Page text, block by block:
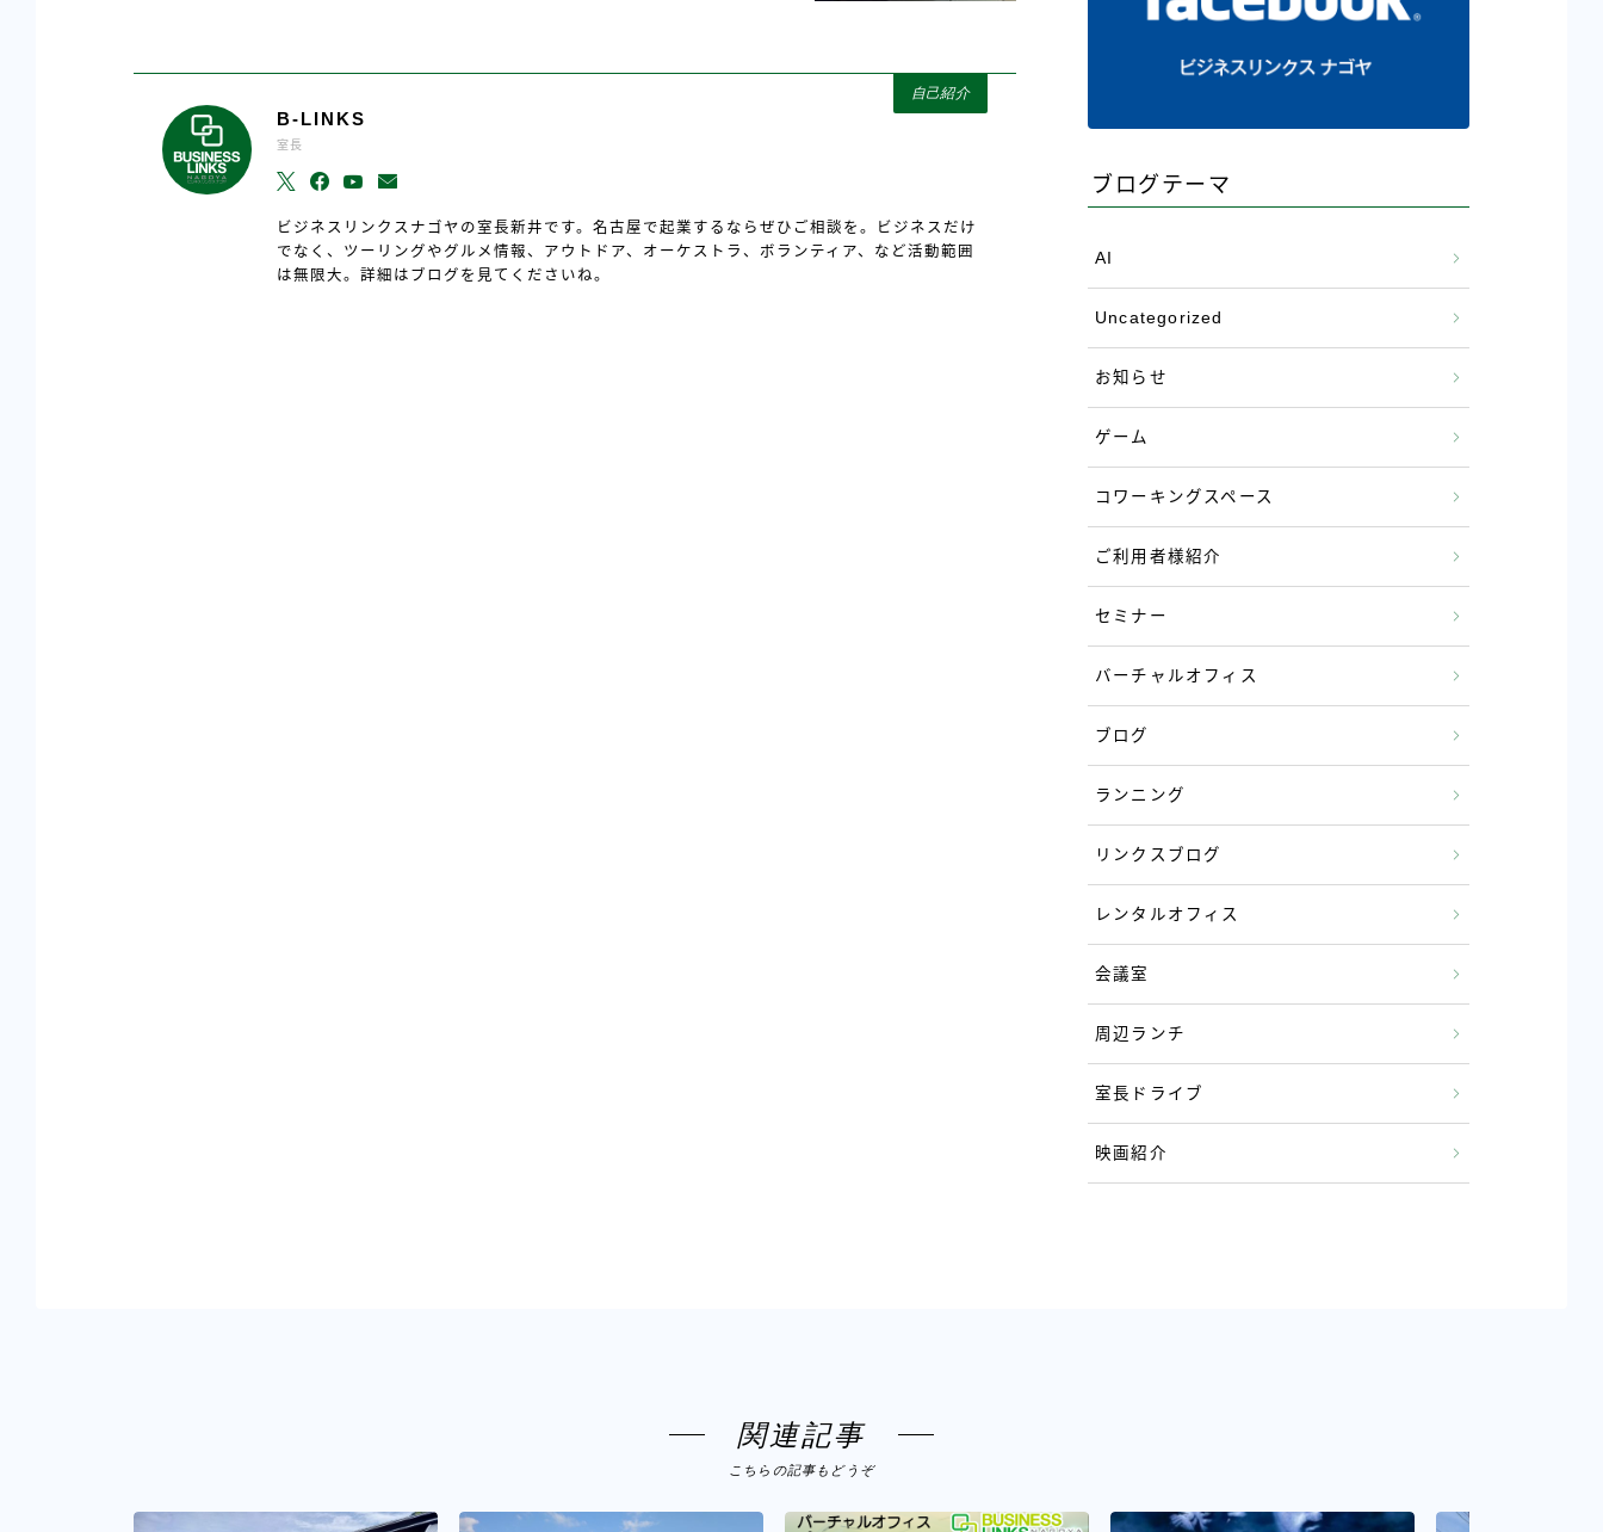
自己紹介
B-LINKS
室長
ビジネスリンクスナゴヤの室長新井です。名古屋で起業するならぜひご相談を。ビジネスだけ
でなく、ツーリングやグルメ情報、アウトドア、オーケストラ、ボランティア、など活動範囲
は無限大。詳細はブログを見てくださいね。
ブログテーマ
AI
Uncategorized
お知らせ
ゲーム
コワーキングスペース
ご利用者様紹介
セミナー
バーチャルオフィス
ブログ
ランニング
リンクスブログ
レンタルオフィス
会議室
周辺ランチ
室長ドライブ
映画紹介
関連記事
こちらの記事もどうぞ